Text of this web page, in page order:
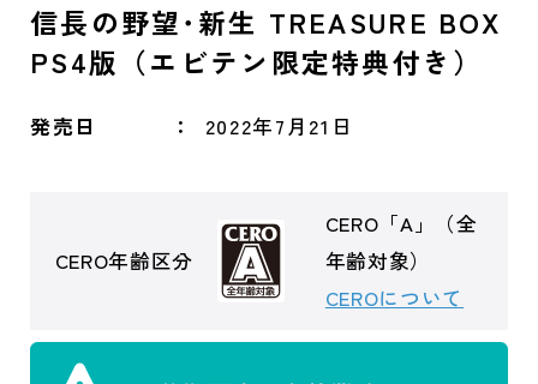
信長の野望･新生 TREASURE BOX
PS4版（エビテン限定特典付き）
発売日 2022年7月21日
CERO年齢区分
CERO「A」（全
年齢対象）
CEROについて